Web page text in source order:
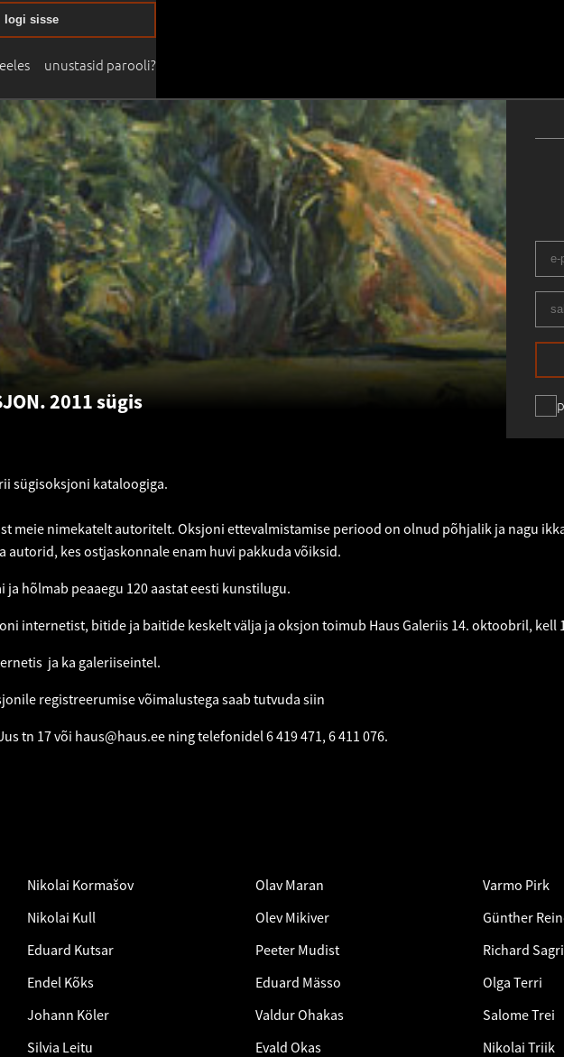
logi sisse
unustasid parooli?
2011 sügis
sügisoksjoni kataloogiga.
meie nimekatelt autoritelt. Oksjoni ettevalmistamise periood on olnud põhjalik ja nagu
autorid, kes ostjaskonnale enam huvi pakkuda võiksid.
hõlmab peaaegu 120 aastat eesti kunstilugu.
internetist, bitide ja baitide keskelt välja ja oksjon toimub Haus Galeriis 14. oktoobril, kell
ja ka galeriiseintel.
registreerumise võimalustega saab tutvuda siin
tn 17 või haus@haus.ee ning telefonidel 6 419 471, 6 411 076.
Nikolai Kormašov
Nikolai Kull
Eduard Kutsar
Endel Kõks
Johann Köler
Silvia Leitu
Olav Maran
Olev Mikiver
Peeter Mudist
Eduard Mässo
Valdur Ohakas
Evald Okas
Varmo Pirk
Günther
Richard
Olga Terri
Salome Trei
Nikolai Triik